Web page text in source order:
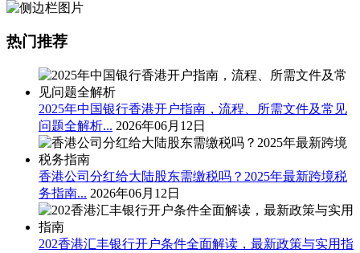
热门推荐
2025年中国银行香港开户指南，流程、所需文件及常见
问题全解析... 2026年06月12日
香港公司分红给大陆股东需缴税吗？2025年最新跨境税
务指南... 2026年06月12日
202香港汇丰银行开户条件全面解读，最新政策与实用指